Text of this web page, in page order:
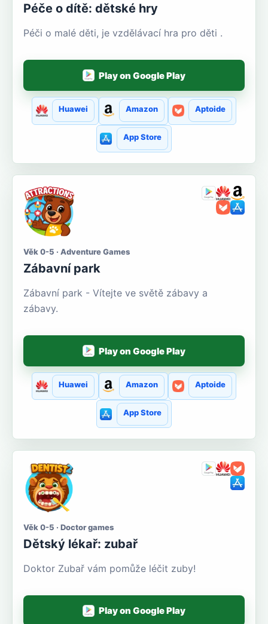
Péče o dítě: dětské hry
Péči o malé děti, je vzdělávací hra pro děti .
Play on Google Play
Huawei Amazon Aptoide
App Store
Věk 0-5 · Adventure Games
Zábavní park
Zábavní park - Vítejte ve světě zábavy a
zábavy.
Play on Google Play
Huawei Amazon Aptoide
App Store
Věk 0-5 · Doctor games
Dětský lékař: zubař
Doktor Zubař vám pomůže léčit zuby!
Play on Google Play